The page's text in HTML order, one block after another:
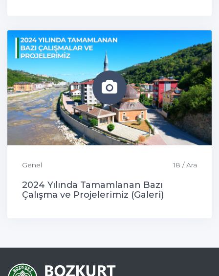
Genel 18 / Ara
2024 Yılında Tamamlanan Bazı
Çalışma ve Projelerimiz (Galeri)